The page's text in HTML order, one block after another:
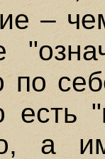
–
по
есть
а